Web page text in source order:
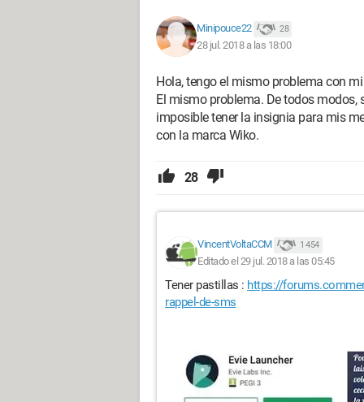
Minipouce22 28
28 jul. 2018 a las 18:00
Hola, tengo el mismo problema con
El mismo problema. De todos
imposible tener la insignia para mis
con la marca Wiko.
28
VincentVoltaCCM 1 454
Editado el 29 jul. 2018 a las 05:45
Tener pastillas : https://
rappel-de-sms